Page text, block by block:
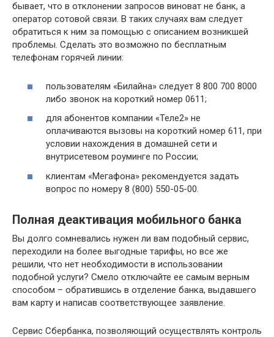
бывает, что в отклонении запросов виноват не банк, а
оператор сотовой связи. В таких случаях вам следует
обратиться к ним за помощью с описанием возникшей
проблемы. Сделать это возможно по бесплатным
телефонам горячей линии:
пользователям «Билайна» следует 8 800 700 8000
либо звонок на короткий номер 0611;
для абонентов компании «Теле2» не
оплачиваются вызовы на короткий номер 611, при
условии нахождения в домашней сети и
внутрисетевом роуминге по России;
клиентам «Мегафона» рекомендуется задать
вопрос по номеру 8 (800) 550-05-00.
Полная деактивация мобильного банка
Вы долго сомневались нужен ли вам подобный сервис,
переходили на более выгодные тарифы, но все же
решили, что нет необходимости в использовании
подобной услуги? Смело отключайте ее самым верным
способом – обратившись в отделение банка, выдавшего
вам карту и написав соответствующее заявление.
Сервис Сбербанка, позволяющий осуществлять контроль